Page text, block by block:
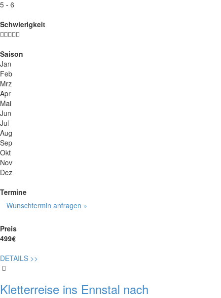
5 - 6
Schwierigkeit
Saison
Jan
Feb
Mrz
Apr
Mai
Jun
Jul
Aug
Sep
Okt
Nov
Dez
Termine
Wunschtermin anfragen »
Preis
499€
DETAILS >>
Kletterreise ins Ennstal nach